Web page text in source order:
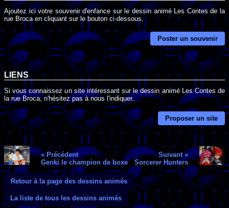
Ajoutez ici votre souvenir d'enfance sur le dessin animé Les Contes de la
rue Broca en cliquant sur le bouton ci-dessous.
Poster un souvenir
LIENS
Si vous connaissez un site intéressant sur le dessin animé Les Contes de
la rue Broca, n'hésitez pas à nous l'indiquer.
Proposer un site
« Précédent
Genki le champion de boxe
Suivant »
Sorcerer Hunters
Retour à la page des dessins animés
La liste de tous les dessins animés